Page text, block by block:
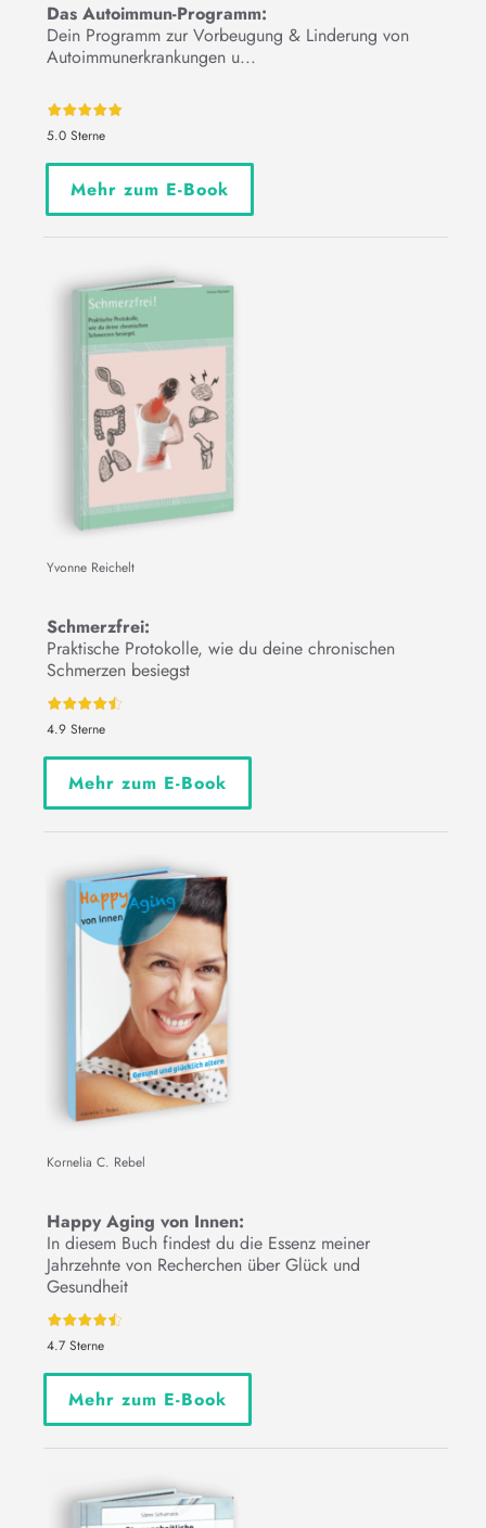
Das Autoimmun-Programm:
Dein Programm zur Vorbeugung & Linderung von
Autoimmunerkrankungen u...
5.0 Sterne
Mehr zum E-Book
Yvonne Reichelt
Schmerzfrei:
Praktische Protokolle, wie du deine chronischen
Schmerzen besiegst
4.9 Sterne
Mehr zum E-Book
Kornelia C. Rebel
Happy Aging von Innen:
In diesem Buch findest du die Essenz meiner
Jahrzehnte von Recherchen über Glück und
Gesundheit
4.7 Sterne
Mehr zum E-Book